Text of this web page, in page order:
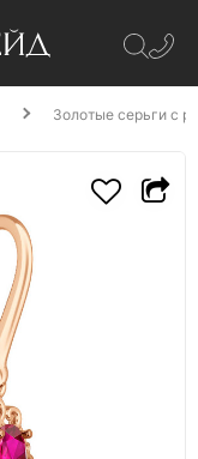
Золотые серьги с